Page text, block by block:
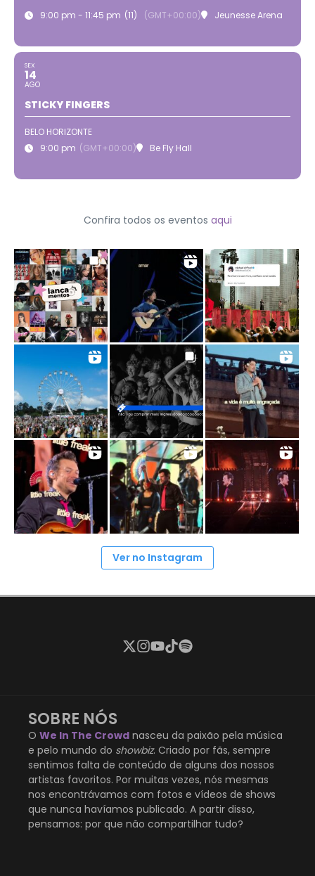
9:00 pm - 11:45 pm (11) (GMT+00:00) Jeunesse Arena
SEX
14
AGO
STICKY FINGERS
BELO HORIZONTE
9:00 pm (GMT+00:00) Be Fly Hall
Confira todos os eventos aqui
Ver no Instagram
SOBRE NÓS
O We In The Crowd nasceu da paixão pela música
e pelo mundo do showbiz. Criado por fãs, sempre
sentimos falta de conteúdo de alguns dos nossos
artistas favoritos. Por muitas vezes, nós mesmas
nos encontrávamos com fotos e vídeos de shows
que nunca havíamos publicado. A partir disso,
pensamos: por que não compartilhar tudo?